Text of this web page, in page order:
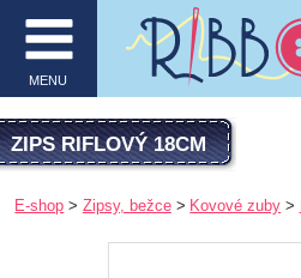
VYHĽADÁVANIE
MENU
O firme
MENU
ZIPS RIFLOVÝ 18CM
E-shop Zipsy, bežce Kovové zuby